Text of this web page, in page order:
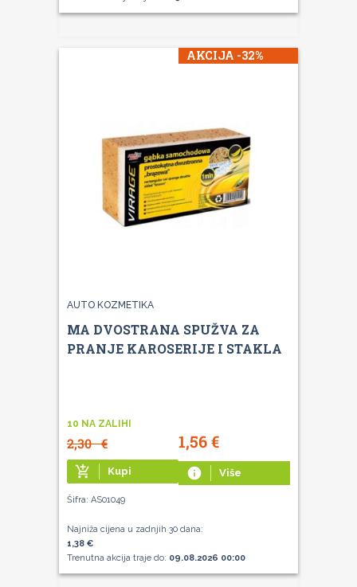
AKCIJA -32%
AUTO KOZMETIKA
MA DVOSTRANA SPUŽVA ZA
PRANJE KAROSERIJE I STAKLA
10 NA ZALIHI
2,30€ 1,56€
add_shopping_cart Kupi info Više
Šifra: AS01049
Najniža cijena u zadnjih 30 dana:
1,38 €
Trenutna akcija traje do: 09.08.2026 00:00